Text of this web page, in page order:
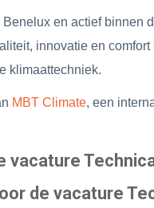
en actief binnen
innovatie en
klimaattechniek.
MBT Climate, een
vacature
de vacature